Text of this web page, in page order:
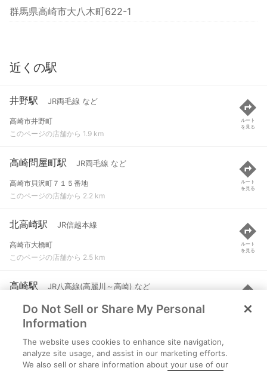
群馬県高崎市大八木町622-1
近くの駅
井野駅 JR両毛線 など
高崎市井野町
このページの店舗から 1.9 km
ルート
を見る
高崎問屋町駅 JR両毛線 など
高崎市貝沢町７１５番地
このページの店舗から 2.2 km
ルート
を見る
北高崎駅 JR信越本線
高崎市大橋町
このページの店舗から 2.5 km
ルート
を見る
高崎駅 JR八高線(高麗川～高崎) など
高崎市八島町
このページの店舗から 4.5 km
ルート
を見る
新前橋駅 JR両毛線 など
前橋市古市町
Do Not Sell or Share My Personal
Information
The website uses cookies to enhance site navigation,
analyze site usage, and assist in our marketing efforts.
We also sell or share information about your use of our